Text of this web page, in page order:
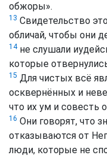
обжоры».
13 Свидетельство
обличай, чтобы они
14не слушали
которые
15 Для чистых всё
осквернённых и
что их ум и совесть
16 Они говорят, что
отказываются от
люди, которые не